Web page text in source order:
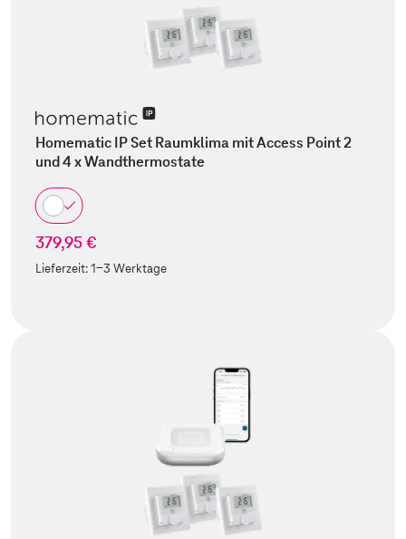
Homematic IP Set Raumklima mit Access Point 2
und 4 x Wandthermostate
379,95 €
Lieferzeit:1-3 Werktage